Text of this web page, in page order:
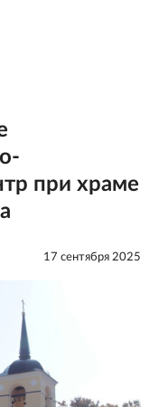
при храме
17 сентября 2025